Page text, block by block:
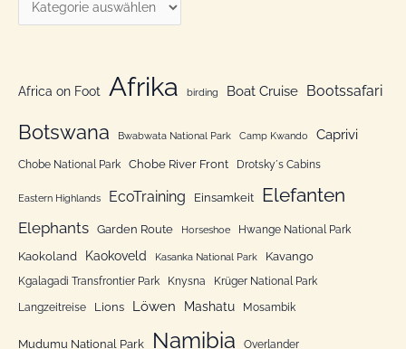
c
a
g
o
i
e
n
Africa on Foot Afrika birding Boat Cruise Bootssafari
Botswana Bwabwata National Park Camp Kwando Caprivi
Chobe National Park Chobe River Front Drotsky´s Cabins
Eastern Highlands EcoTraining Einsamkeit Elefanten
Elephants Garden Route Horseshoe Hwange National Park
Kaokoland Kaokoveld Kasanka National Park Kavango
Kgalagadi Transfrontier Park Knysna Krüger National Park
Langzeitreise Lions Löwen Mashatu Mosambik
Mudumu National Park Namibia Overlander